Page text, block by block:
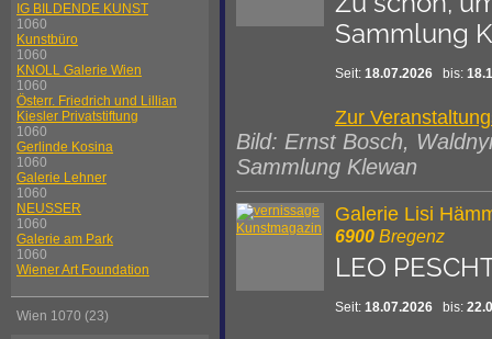
IG BILDENDE KUNST
1060
Kunstbüro
1060
KNOLL Galerie Wien
1060
Österr. Friedrich und Lillian
Kiesler Privatstiftung
1060
Gerlinde Kosina
1060
Galerie Lehner
1060
NEUSSER
1060
Galerie am Park
1060
Wiener Art Foundation
Wien 1070 (23)
Sammlung
Seit: 18.07.2026 bis:
Zur
Bild: Ernst Bosch,
Sammlung Klewan
Galerie Lisi
6900 Bregenz
LEO
Seit: 18.07.2026 bis: